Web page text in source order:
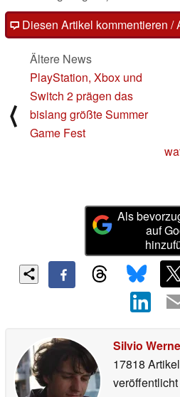
Diesen Artikel kommentieren /
⟨
Ältere News
PlayStation, Xbox und
Switch 2 prägen das
bislang größte Summer
Game Fest
Als
auf
Silvio
17818
veröffentlicht